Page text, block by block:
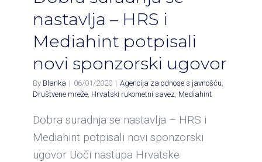
nastavlja – HRS i
Mediahint potpisali
novi sponzorski ugovor
By Blanka | 06/01/2020 | Agencija za odnose s javnošću
Društvene mreže Hrvatski rukometni savez Mediahint
Dobra suradnja se nastavlja – HRS i
Mediahint potpisali novi sponzorski
ugovor Uoči nastupa Hrvatske